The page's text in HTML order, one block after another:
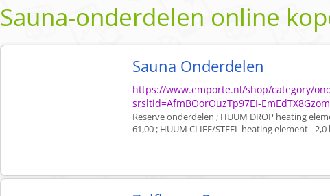
Sauna-onderdelen online
Sauna Onderdelen
https://www.emporte.nl/shop/category/
srsltid=AfmBOorOuzTp97EI-
Reserve onderdelen ; HUUM DROP heating
61,00 ; HUUM CLIFF/STEEL heating element -